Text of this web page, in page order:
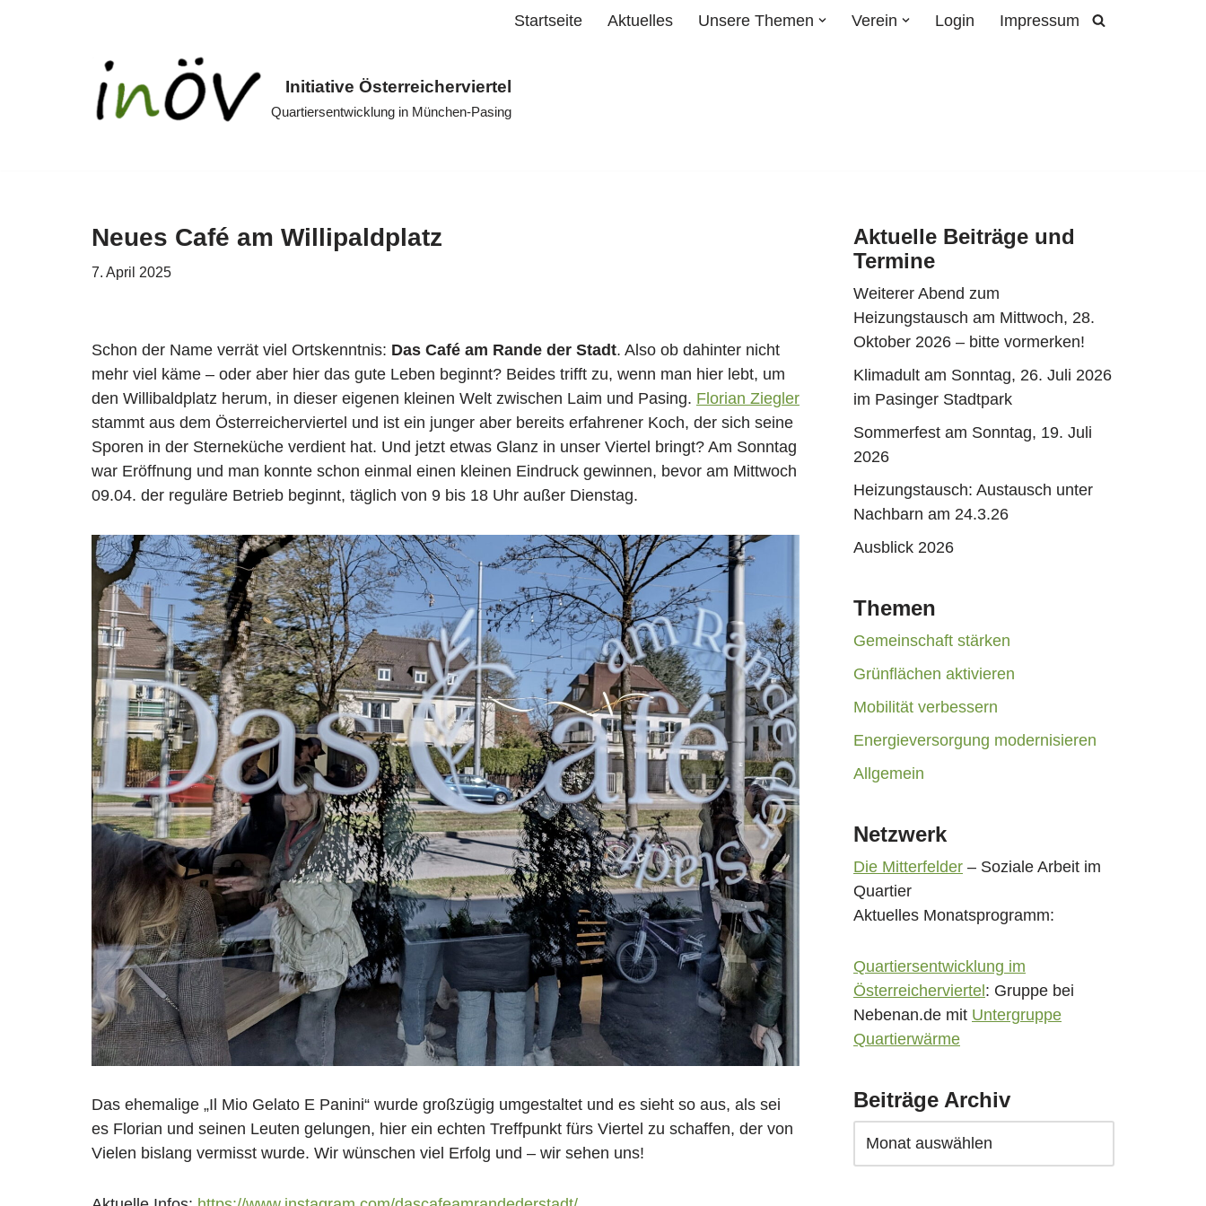
Startseite Aktuelles Unsere Themen Verein Login Impressum
Initiative Österreicherviertel
Quartiersentwicklung in München-Pasing
Neues Café am Willipaldplatz
7. April 2025
Schon der Name verrät viel Ortskenntnis: Das Café am Rande der Stadt. Also ob dahinter nicht
mehr viel käme – oder aber hier das gute Leben beginnt? Beides trifft zu, wenn man hier lebt, um
den Willibaldplatz herum, in dieser eigenen kleinen Welt zwischen Laim und Pasing. Florian Ziegler
stammt aus dem Österreicherviertel und ist ein junger aber bereits erfahrener Koch, der sich seine
Sporen in der Sterneküche verdient hat. Und jetzt etwas Glanz in unser Viertel bringt? Am Sonntag
war Eröffnung und man konnte schon einmal einen kleinen Eindruck gewinnen, bevor am Mittwoch
09.04. der reguläre Betrieb beginnt, täglich von 9 bis 18 Uhr außer Dienstag.
Das ehemalige „Il Mio Gelato E Panini“ wurde großzügig umgestaltet und es sieht so aus, als sei
es Florian und seinen Leuten gelungen, hier ein echten Treffpunkt fürs Viertel zu schaffen, der von
Vielen bislang vermisst wurde. Wir wünschen viel Erfolg und – wir sehen uns!
Aktuelle Beiträge und
Termine
Weiterer Abend zum
Heizungstausch am Mittwoch, 28.
Oktober 2026 – bitte vormerken!
Klimadult am Sonntag, 26. Juli 2026
im Pasinger Stadtpark
Sommerfest am Sonntag, 19. Juli
2026
Heizungstausch: Austausch unter
Nachbarn am 24.3.26
Ausblick 2026
Themen
Gemeinschaft stärken
Grünflächen aktivieren
Mobilität verbessern
Energieversorgung modernisieren
Allgemein
Netzwerk
Die Mitterfelder – Soziale Arbeit im
Quartier
Aktuelles Monatsprogramm:
Quartiersentwicklung im
Österreicherviertel : Gruppe bei
Nebenan.de mit Untergruppe
Quartierwärme
Beiträge Archiv